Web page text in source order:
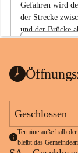
Gefahren wird
der Strecke
und der Brücke
ht
1 Seite•0,1
Geschlossen
Termine außerhalb
bleibt das